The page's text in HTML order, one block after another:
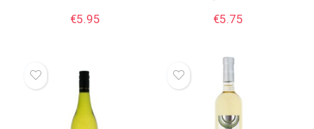
€5.95 €5.75